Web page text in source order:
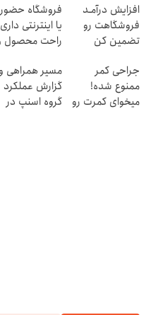
افزایش درآمـد
فروشگاهت رو
تضمین کن
فروشگاه
یا اینترنتی
راحت محصول
بفروش
جراحی کمر
ممنوع شده!
میخوای کمرت رو
مسیر همراهی و
گزارش عملکرد
گروه اسنپ در